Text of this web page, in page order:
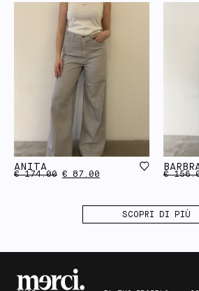
ANITA
€174.00 € 87.00 €
SCOPRI DI PIÙ